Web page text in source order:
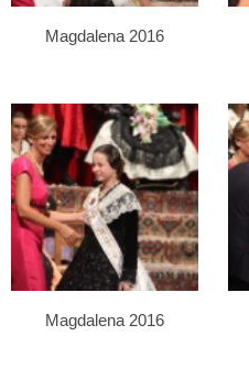
Magdalena 2016
Magdalena 2016